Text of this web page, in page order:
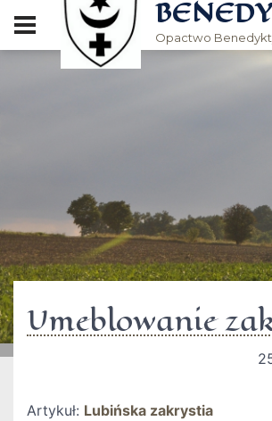
Opactwo
Umeblowanie
Artykuł: Lubińska zakrystia